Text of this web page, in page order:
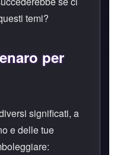
temi?
per
significati, a
e delle tue